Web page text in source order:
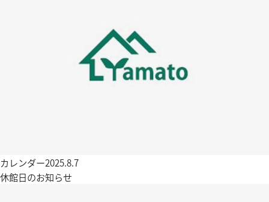
カレンダー2025.8.7
休館日のお知らせ